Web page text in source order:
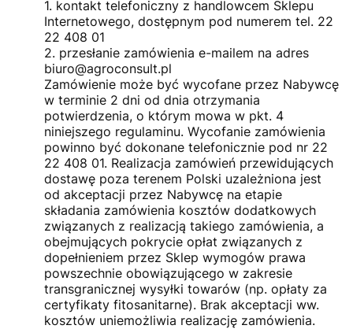
1. kontakt telefoniczny z handlowcem Sklepu
Internetowego, dostępnym pod numerem tel. 22
22 408 01
2. przesłanie zamówienia e-mailem na adres
biuro@agroconsult.pl
Zamówienie może być wycofane przez Nabywcę
w terminie 2 dni od dnia otrzymania
potwierdzenia, o którym mowa w pkt. 4
niniejszego regulaminu. Wycofanie zamówienia
powinno być dokonane telefonicznie pod nr 22
22 408 01. Realizacja zamówień przewidujących
dostawę poza terenem Polski uzależniona jest
od akceptacji przez Nabywcę na etapie
składania zamówienia kosztów dodatkowych
związanych z realizacją takiego zamówienia, a
obejmujących pokrycie opłat związanych z
dopełnieniem przez Sklep wymogów prawa
powszechnie obowiązującego w zakresie
transgranicznej wysyłki towarów (np. opłaty za
certyfikaty fitosanitarne). Brak akceptacji ww.
kosztów uniemożliwia realizację zamówienia.